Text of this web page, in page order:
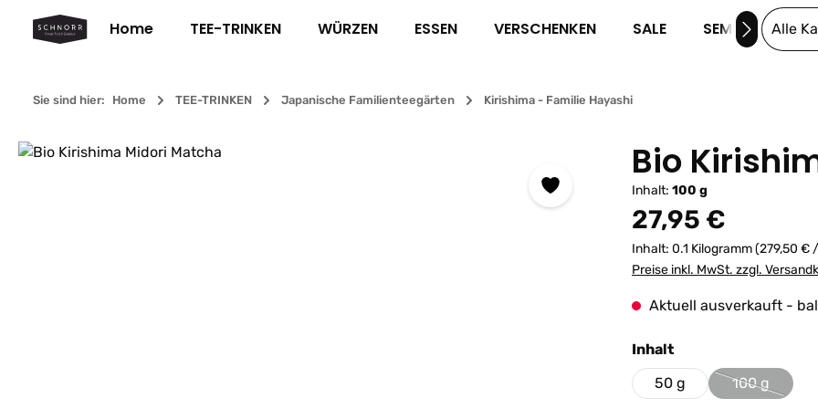
Hauptinhalt springen
Zur Suche springen
Zur Hauptnavigation springen
Home TEE-TRINKEN WÜRZEN ESSEN VERSCHENKEN SALE SEMINAREAlle
Sie sind hier: Home TEE-TRINKEN Japanische Familienteegärten Kirishima - Familie Hayashi
Bildergalerie überspringen Bio
Inhalt: 100 g
Regulärer Preis:
27,95 €
Inhalt: 0.1 Kilogramm(279,50 €
Preise inkl. MwSt. zzgl.
Aktuell ausverkauft -
Inhaltauswählen
50 g
100 g
(Diese